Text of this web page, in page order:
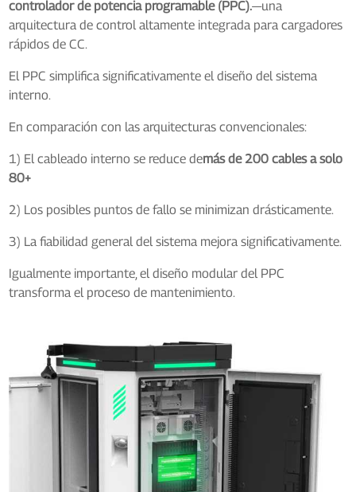
controlador de potencia programable (PPC).—una
arquitectura de control altamente integrada para cargadores
rápidos de CC.
El PPC simplifica significativamente el diseño del sistema
interno.
En comparación con las arquitecturas convencionales:
1) El cableado interno se reduce demás de 200 cables a solo
80+
2) Los posibles puntos de fallo se minimizan drásticamente.
3) La fiabilidad general del sistema mejora significativamente.
Igualmente importante, el diseño modular del PPC
transforma el proceso de mantenimiento.